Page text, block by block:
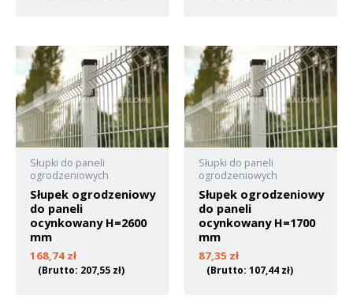
Słupki do paneli
ogrodzeniowych
Słupek ogrodzeniowy
do paneli
ocynkowany H=2600
mm
168,74 zł
(Brutto: 207,55 zł)
Słupki do paneli
ogrodzeniowych
Słupek ogrodzeniowy
do paneli
ocynkowany H=1700
mm
87,35 zł
(Brutto: 107,44 zł)